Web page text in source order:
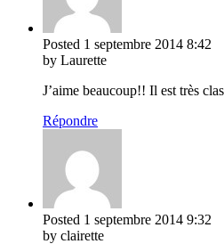
Posted 1 septembre 2014 8:42
by Laurette
J’aime beaucoup!! Il est très
Répondre
Posted 1 septembre 2014 9:32
by clairette